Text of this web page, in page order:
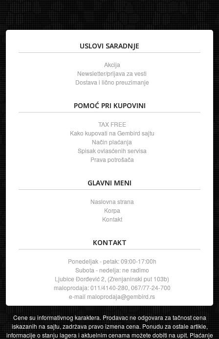
USLOVI SARADNJE
Akcija
Newsletter/prijava za vesti
Dostava i lično preuzimanje
POMOĆ PRI KUPOVINI
TAX FREE
Kako kupovati na Gembird sajtu
Način plaćanja
Spisak ovlasćenih servisa
Prava potrošača
GLAVNI MENI
Naslovna strana
Korpa
Kontakt
KONTAKT
Ponedeljak - petak: 09:00-17:00h
Subota - nedelja: ne radimo
Ljubice Đorđević 2, (Zrenjaninski put 103b)
maloprodaja: 011/4140-280, 067/77-24-700
e-mail maloprodaja@gembird.rs
Cene su informativnog karaktera. Prodavac ne odgovara za tačnost cena
iskazanih na sajtu, zadržava pravo izmena cena. Ponudu za ostale artikle,
informacije o stanju lagera i aktuelnim cenama možete dobiti na upit. Plaćanje